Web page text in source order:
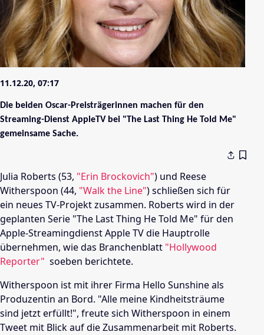
11.12.20, 07:17
Die beiden Oscar-Preisträgerinnen machen für den
Streaming-Dienst AppleTV bei "The Last Thing He Told Me"
gemeinsame Sache.
Julia Roberts (53, "Erin Brockovich") und Reese
Witherspoon (44, "Walk the Line") schließen sich für
ein neues TV-Projekt zusammen. Roberts wird in der
geplanten Serie "The Last Thing He Told Me" für den
Apple-Streamingdienst Apple TV die Hauptrolle
übernehmen, wie das Branchenblatt "Hollywood
Reporter" soeben berichtete.
Witherspoon ist mit ihrer Firma Hello Sunshine als
Produzentin an Bord. "Alle meine Kindheitsträume
sind jetzt erfüllt!", freute sich Witherspoon in einem
Tweet mit Blick auf die Zusammenarbeit mit Roberts.